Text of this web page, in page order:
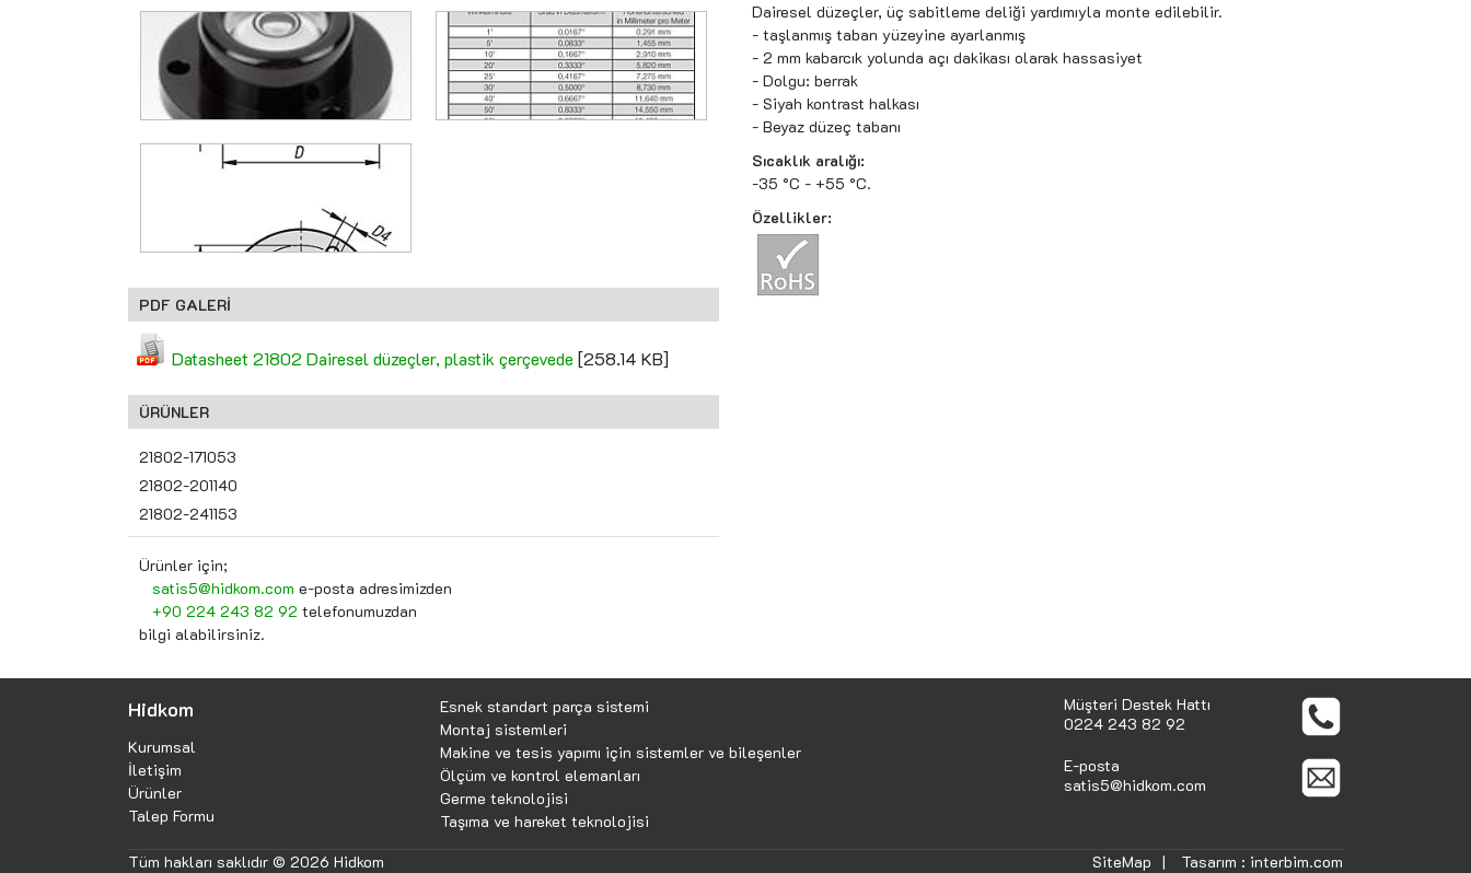
PDF GALERİ
Datasheet 21802 Dairesel düzeçler, plastik çerçevede [258.14 KB]
ÜRÜNLER
21802-171053
21802-201140
21802-241153
Ürünler için;
satis5@hidkom.com e-posta adresimizden
+90 224 243 82 92 telefonumuzdan
bilgi alabilirsiniz.
Dairesel düzeçler, üç sabitleme deliği yardımıyla monte edilebilir.
- taşlanmış taban yüzeyine ayarlanmış
- 2 mm kabarcık yolunda açı dakikası olarak hassasiyet
- Dolgu: berrak
- Siyah kontrast halkası
- Beyaz düzeç tabanı
Sıcaklık aralığı:
-35 °C - +55 °C.
Özellikler:
Hidkom
Kurumsal
İletişim
Ürünler
Talep Formu
Esnek standart parça sistemi
Montaj sistemleri
Makine ve tesis yapımı için sistemler ve bileşenler
Ölçüm ve kontrol elemanları
Germe teknolojisi
Taşıma ve hareket teknolojisi
Müşteri Destek Hattı
0224 243 82 92
E-posta
satis5@hidkom.com
Tüm hakları saklıdır © 2026 Hidkom SiteMap | Tasarım : interbim.com